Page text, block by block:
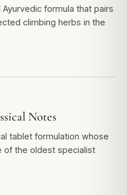
formula that pairs
climbing herbs in the
Notes
tablet formulation whose
of the oldest specialist